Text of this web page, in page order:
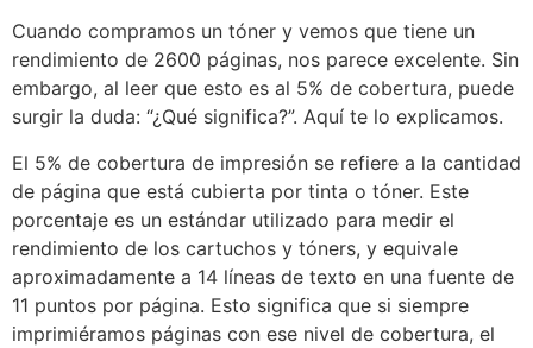
Cuando compramos un tóner y vemos que tiene un
rendimiento de 2600 páginas, nos parece excelente. Sin
embargo, al leer que esto es al 5% de cobertura, puede
surgir la duda: “¿Qué significa?”. Aquí te lo explicamos.
El 5% de cobertura de impresión se refiere a la cantidad
de página que está cubierta por tinta o tóner. Este
porcentaje es un estándar utilizado para medir el
rendimiento de los cartuchos y tóners, y equivale
aproximadamente a 14 líneas de texto en una fuente de
11 puntos por página. Esto significa que si siempre
imprimiéramos páginas con ese nivel de cobertura, el